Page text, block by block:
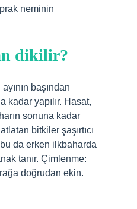
neminin
dikilir?
başından
kadar yapılır. Hasat,
sonuna kadar
bitkiler şaşırtıcı
da erken ilkbaharda
tanır. Çimlenme:
doğrudan ekin.